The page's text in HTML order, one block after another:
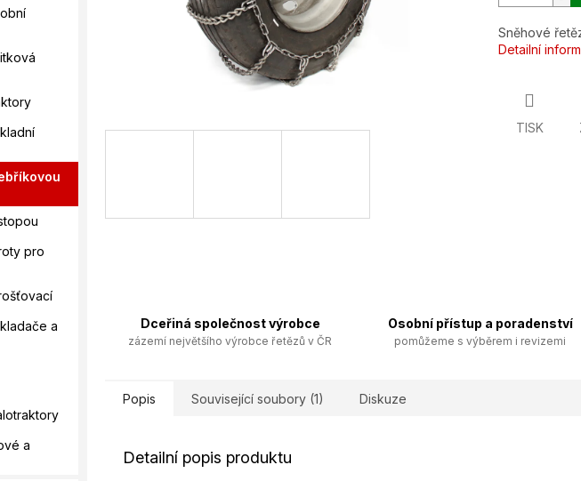
pro
a
a
Sněhové
Detailní
TISK
Dceřiná společnost výrobce
zázemí největšího výrobce řetězů v ČR
Osobní přístup a poradenství
pomůžeme s výběrem i revizemi
Popis Související soubory (1) Diskuze
Detailní popis produktu